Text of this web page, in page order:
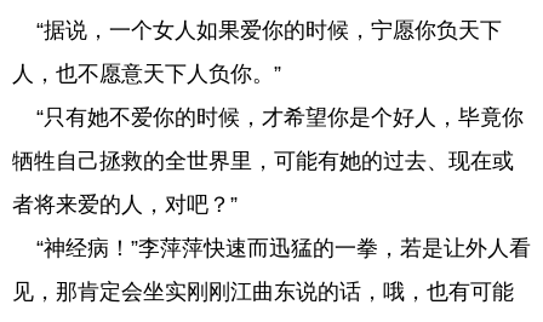
“据说，一个女人如果爱你的时候，宁愿你负天下
人，也不愿意天下人负你。”
“只有她不爱你的时候，才希望你是个好人，毕竟你
牺牲自己拯救的全世界里，可能有她的过去、现在或
者将来爱的人，对吧？”
“神经病！”李萍萍快速而迅猛的一拳，若是让外人看
见，那肯定会坐实刚刚江曲东说的话，哦，也有可能